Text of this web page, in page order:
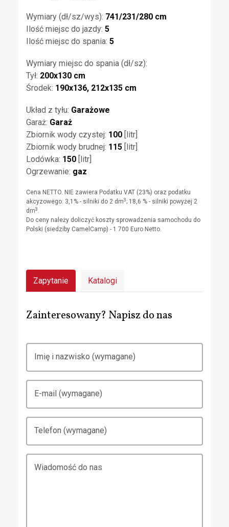
Wymiary (dł/sz/wys): 741/231/280 cm
Ilość miejsc do jazdy: 5
Ilość miejsc do spania: 5
Wymiary miejsc do spania (dł/sz):
Tył: 200x130 cm
Środek: 190x136, 212x135 cm
Układ z tyłu: Garażowe
Garaż: Garaż
Zbiornik wody czystej: 100[litr]
Zbiornik wody brudnej: 115[litr]
Lodówka: 150[litr]
Ogrzewanie: gaz
Cena NETTO. NIE zawiera Podatku VAT (23%) oraz podatku
akcyzowego: 3,1% - silniki do 2 dm3; 18,6 % - silniki powyżej 2
dm3 .
Do ceny należy doliczyć koszty sprowadzenia samochodu do
Polski (siedziby CamelCamp) - 1 700 Euro Netto.
Zapytanie Katalogi
Zainteresowany? Napisz do nas
Imię i nazwisko (wymagane)
E-mail (wymagane)
Telefon (wymagane)
Wiadomość do nas